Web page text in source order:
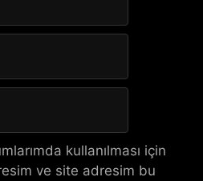
kullanılması için
ve site adresim bu